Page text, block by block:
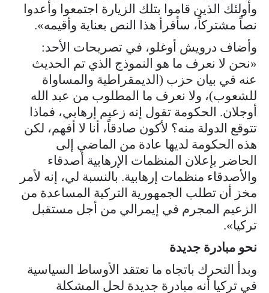
وأولئك الذين قاموا بتلك الزيارة اجتمعوا وأعدوا
نصاً مشتركاً، سأقرأ هذا النص بعناية وأقيمه».
وأضاف درويش أوغلو، في تصريحات الأحد:
«نحن لا نعرف ما هو النموذج الذي تم الحديث
عنه في بيان حزب (الديمقراطية والمساواة
للشعوب)، ولا نعرف ما المطلوب من عبد الله
أوجلان. الحكومة تقول إنه زعيم إرهابي، فماذا
تتوقع الدولة منه؟ لأكون صادقاً، أنا لا أفهم، لكن
هذه الحكومة لديها عادة من الماضي إلى
الحاضر بإعلان المنظمات الإرهابية أصدقاء
والأصدقاء منظمات إرهابية. بالنسبة لي، إنه لأمر
مخز أن تطلب الجمهورية التركية المساعدة من
الزعيم المجرم في إيمرالي من أجل مستقبل
تركيا».
نحو مبادرة جديدة
وبدأ التحرك باتجاه ما تعتقد الأوساط السياسية
في تركيا أنه مبادرة جديدة لحل المشكلة